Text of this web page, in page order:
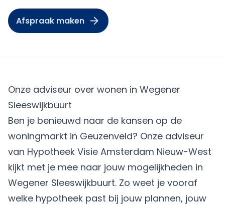
Afspraak maken
Onze adviseur over wonen in Wegener
Sleeswijkbuurt
Ben je benieuwd naar de kansen op de
woningmarkt in Geuzenveld? Onze adviseur
van Hypotheek Visie Amsterdam Nieuw-West
kijkt met je mee naar jouw mogelijkheden in
Wegener Sleeswijkbuurt. Zo weet je vooraf
welke hypotheek past bij jouw plannen, jouw